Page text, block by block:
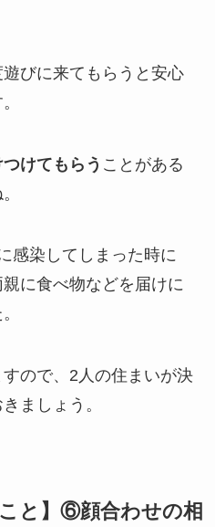
びに来てもらうと安心
けてもらう ことがある
感染してしまった時に
に食べ物などを届けに
ので、2人の住まいが決
ましょう。
と】⑥顔合わせの相